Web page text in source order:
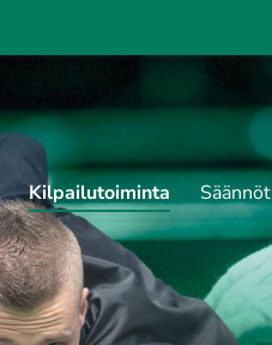
Kilpailutoiminta Säännöt